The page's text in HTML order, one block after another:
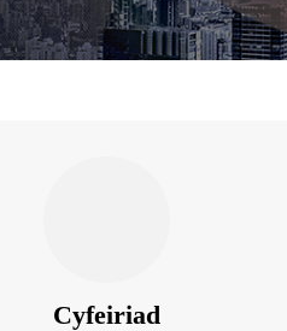
Cyfeiriad